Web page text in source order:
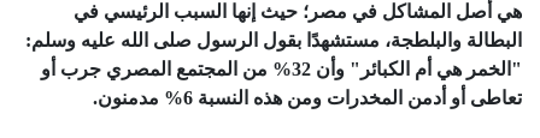
هي أصل المشاكل في مصر؛ حيث إنها السبب الرئيسي في
البطالة والبلطجة، مستشهدًا بقول الرسول صلى الله عليه وسلم:
"الخمر هي أم الكبائر" وأن 32% من المجتمع المصري جرب أو
تعاطى أو أدمن المخدرات ومن هذه النسبة 6% مدمنون.